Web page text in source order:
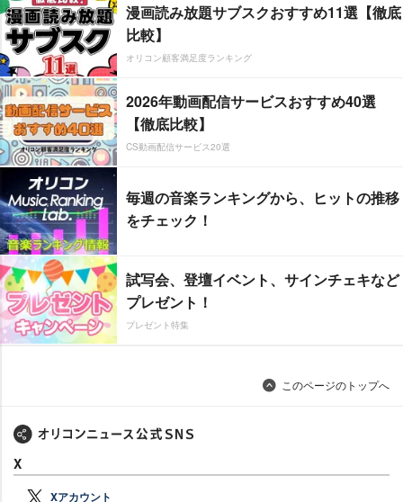
漫画読み放題サブスクおすすめ11選【徹底
比較】
オリコン顧客満足度ランキング
2026年動画配信サービスおすすめ40選
【徹底比較】
CS動画配信サービス20選
毎週の音楽ランキングから、ヒットの推移
をチェック！
試写会、登壇イベント、サインチェキなど
プレゼント！
プレゼント特集
このページのトップへ
X
Xアカウント